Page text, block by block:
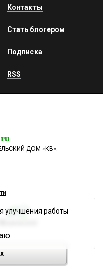
Контакты
Стать блогером
Подписка
RSS
ДОМ «КВ».
улучшения работы